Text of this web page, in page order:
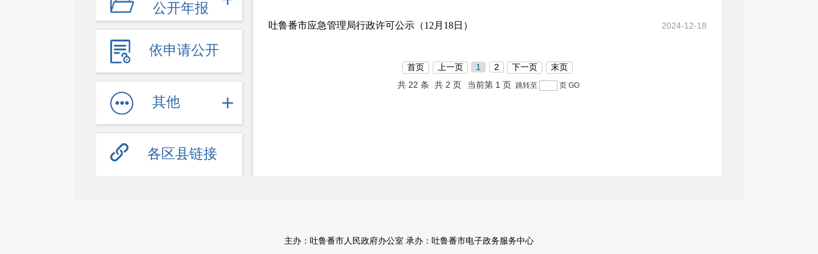
行政处罚公示信息
其他管理服务信息
公开年报
依申请公开
其他
各区县链接
吐鲁番市应急管理局行政许可公示（12月18日） 2024-12-18
首页 上一页 1 2 下一页
末页
共 22 条
共 2 页 当前第 1 页 跳转至 页 GO
主办：吐鲁番市人民政府办公室 承办：吐鲁番市电子政务服务中心